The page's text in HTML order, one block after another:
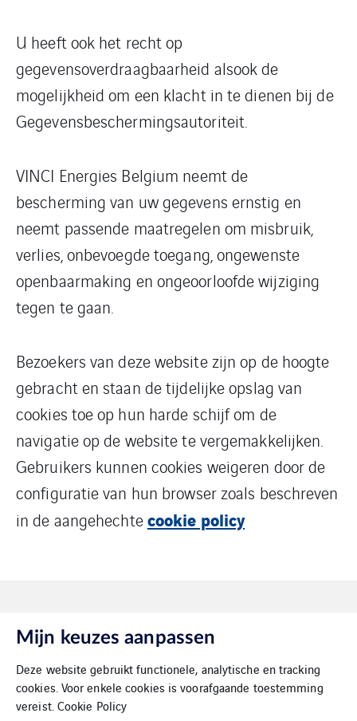
U heeft ook het recht op
gegevensoverdraagbaarheid alsook de
mogelijkheid om een klacht in te dienen bij de
Gegevensbeschermingsautoriteit.
VINCI Energies Belgium neemt de
bescherming van uw gegevens ernstig en
neemt passende maatregelen om misbruik,
verlies, onbevoegde toegang, ongewenste
openbaarmaking en ongeoorloofde wijziging
tegen te gaan.
Bezoekers van deze website zijn op de hoogte
gebracht en staan de tijdelijke opslag van
cookies toe op hun harde schijf om de
navigatie op de website te vergemakkelijken.
Gebruikers kunnen cookies weigeren door de
configuratie van hun browser zoals beschreven
in de aangehechtecookie policy
VINCI Energies Belgium
Mijn keuzes aanpassen
Deze website gebruikt functionele, analytische en tracking
cookies. Voor enkele cookies is voorafgaande toestemming
vereist. Cookie Policy